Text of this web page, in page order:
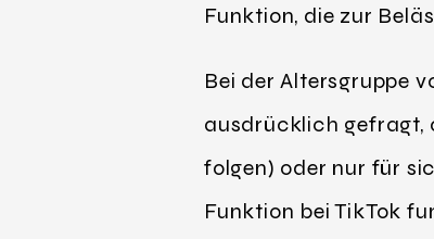
Funktion, die zur
Bei der Altersgruppe
ausdrücklich gefragt,
folgen) oder nur für
Funktion bei TikTok